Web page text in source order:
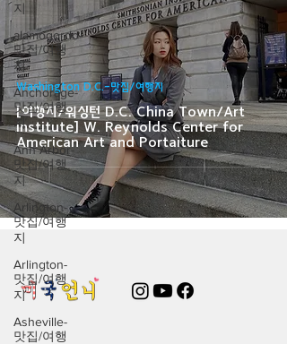
지
alamogordo-
맛집/여행
지
Anchorage-
맛집/여행
지
Ann Arbor-
맛집/여행
지
Arlington-
맛집/여행
지
Arlington-
맛집/여행
지
Asheville-
맛집/여행
[여행지/워싱턴 D.C. China Town/Art
institute] W. Reynolds Center for
American Art and Portaiture
Washington D.C.-맛집/여행지